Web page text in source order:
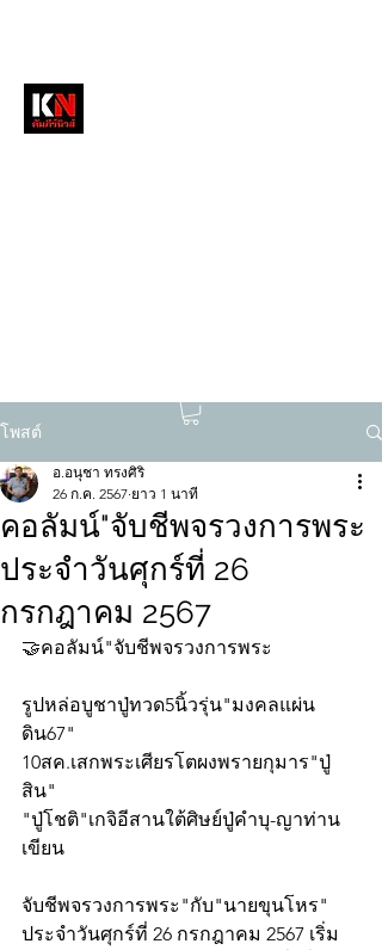
โพสต์
คอลัมน์"จับชีพจรวงการพระ
ประจำวันศุกร์ที่ 26
กรกฎาคม 2567
อ.อนุชา ทรงศิริ
26 ก.ค. 2567 ยาว 1 นาที
🤝คอลัมน์"จับชีพจรวงการพระ
รูปหล่อบูชาปู่ทวด5นิ้วรุ่น"มงคลแผ่น
ดิน67"
10สค.เสกพระเศียรโตผงพรายกุมาร"ปู่
สิน"
"ปู่โชติ"เกจิอีสานใต้ศิษย์ปู่คำบุ-ญาท่าน
เขียน
จับชีพจรวงการพระ"กับ"นายขุนโหร"
ประจำวันศุกร์ที่ 26 กรกฎาคม 2567 เริ่ม